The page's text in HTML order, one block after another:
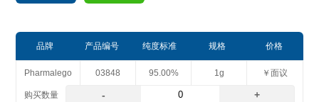
品牌 产品编号 纯度标准 规格 价格
Pharmalego 03848 95.00% 1g ￥面议
- +